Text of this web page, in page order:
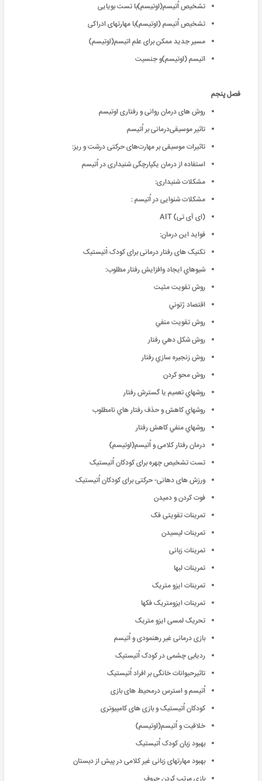
تشخیص اُتیسم(اوتیسم)با تست بویایی
تشخیص اُتیسم (اوتیسم)با مهارتهای ادراکی
مسیر جدید ممکن برای علم اتیسم(اوتیسم)
اتیسم (اوتیسم)و جنسیت
فصل پنجم
روش های درمان روانی و رفتاری اوتیسم
تاثیر موسیقی‌درمانی بر اُتیسم
تاثیرات موسیقی بر مهارت‌های حرکتی درشت و ریز:
استفاده از درمان یکپارچگی شنیداری در اُتیسم
مشکلات شنیداری:
مشکلات شنوایی در اُتیسم :
(ای آی تی) AIT
فواید این درمان:
تکنیک های رفتار درمانی برای کودک اْتیستیک
شيوهاي ايجاد وافزايش رفتار مطلوب:
روش تقويت مثبت
اقتصاد ژتوني
روش تقويت منفي
روش شكل دهي رفتار
روش زنجيره سازي رفتار
روش محو كردن
روشهاي تعميم يا گسترش رفتار
روشهاي كاهش و حذف رفتار هاي نامطلوب
روشهاي منفي كاهش رفتار
درمان رفتار کلامی و اُتیسم(اوتیسم)
تست تشخیص چهره برای کودکان اُتیستیک
ورزش های دهانی- حرکتی برای کودکان اُتیستیک
فوت کردن و دمیدن
تمرینات تقویتی فک
تمرینات لیسیدن
تمرینات زبانی
تمرینات لبها
تمرینات ایزو متریک
تمرینات ایزومتریک فکها
تحریک لمسی ایزو متریک
بازی درمانی غیر رهنمودی و اُتیسم
ردیابی چشمی در کودک اُتیستیک
تاثیرحیوانات خانگی بر افراد اُتیستیک
اُتیسم و استرس درمحیط های بازی
کودکان اُتیستیک و بازی های کامپیوتری
خلاقیت و اُتیسم(اوتیسم)
بهبود زبان کودک اُتیستیک
بهبود مهارتهای زبانی غیر کلامی در پیش از دبستان
بازی مرتب کردن حروف